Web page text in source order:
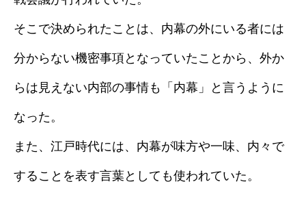
そこで決められたことは、内幕の外にいる者には
分からない機密事項となっていたことから、外か
らは見えない内部の事情も「内幕」と言うように
なった。
また、江戸時代には、内幕が味方や一味、内々で
することを表す言葉としても使われていた。